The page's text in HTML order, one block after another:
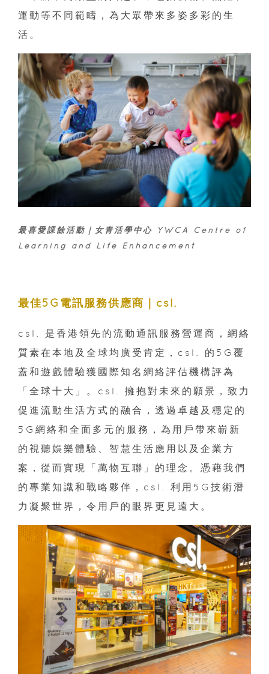
運動等不同範疇，為大眾帶來多姿多彩的生
活。
最喜愛課餘活動｜女青活學中心 YWCA Centre of
Learning and Life Enhancement
最佳5G電訊服務供應商｜csl.
csl. 是香港領先的流動通訊服務營運商，網絡
質素在本地及全球均廣受肯定，csl. 的5G覆
蓋和遊戲體驗獲國際知名網絡評估機構評為
「全球十大」。csl. 擁抱對未來的願景，致力
促進流動生活方式的融合，透過卓越及穩定的
5G網絡和全面多元的服務，為用戶帶來嶄新
的視聽娛樂體驗、智慧生活應用以及企業方
案，從而實現「萬物互聯」的理念。憑藉我們
的專業知識和戰略夥伴，csl. 利用5G技術潛
力凝聚世界，令用戶的眼界更見遠大。